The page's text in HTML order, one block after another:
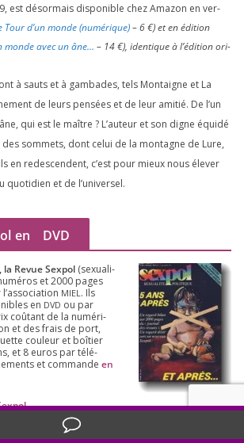
, est désor­mais dis­po­nible chez Amazon en ver­
Tour d’un monde (numé­rique)–6€) et en édi­tion
monde avec un âne… – 14€), iden­tique à l’é­di­tion ori­
à sauts et à gam­bades, tels Montaigne et La
de leurs pen­sées et de leur ami­tié. De l’un
qui est le maître ? L’auteur et son digne équi­dé
som­mets, dont celui de la mon­tagne de Lure,
en redes­cendent, c’est pour mieux nous éle­ver
quo­ti­dien et de l’universel.
en DVD
, la Revue Sex­pol (sexua­li­
et2000 pages
MIEL . Ils
en DVD ou par
coû­tant de la numé­ri­
et des frais de port,
cou­leur et boî­tier
et 8 euros par télé­
et com­mande en
.